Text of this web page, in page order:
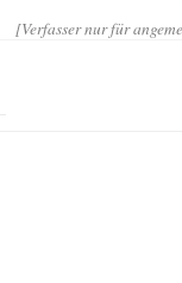
[Verfasser nur für